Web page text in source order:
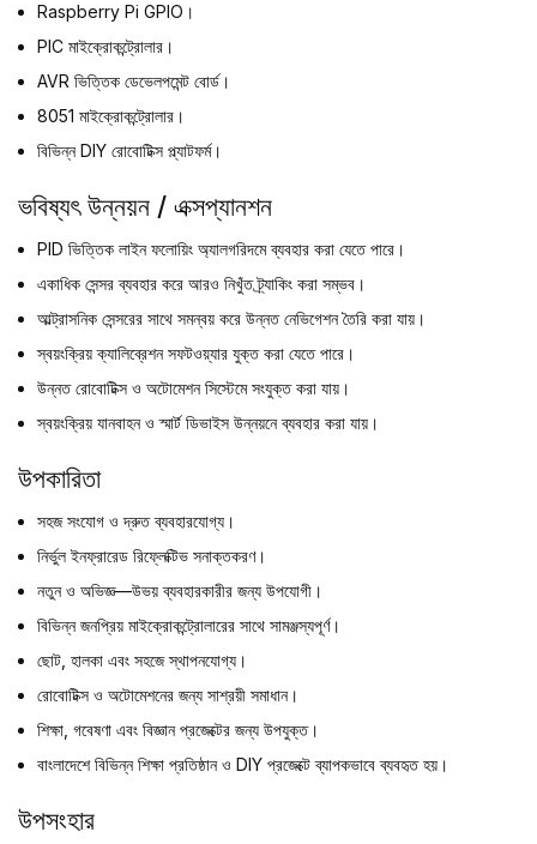
Raspberry Pi GPIO।
PIC মাইক্রোকন্ট্রোলার।
AVR ভিত্তিক ডেভেলপমেন্ট বোর্ড।
8051 মাইক্রোকন্ট্রোলার।
বিভিন্ন DIY রোবোটিক্স প্ল্যাটফর্ম।
ভবিষ্যৎ উন্নয়ন / এক্সপ্যানশন
PID ভিত্তিক লাইন ফলোয়িং অ্যালগরিদমে ব্যবহার করা যেতে পারে।
একাধিক সেন্সর ব্যবহার করে আরও নিখুঁত ট্র্যাকিং করা সম্ভব।
আল্ট্রাসনিক সেন্সরের সাথে সমন্বয় করে উন্নত নেভিগেশন তৈরি করা যায়।
স্বয়ংক্রিয় ক্যালিব্রেশন সফটওয়্যার যুক্ত করা যেতে পারে।
উন্নত রোবোটিক্স ও অটোমেশন সিস্টেমে সংযুক্ত করা যায়।
স্বয়ংক্রিয় যানবাহন ও স্মার্ট ডিভাইস উন্নয়নে ব্যবহার করা যায়।
উপকারিতা
সহজ সংযোগ ও দ্রুত ব্যবহারযোগ্য।
নির্ভুল ইনফ্রারেড রিফ্লেক্টিভ সনাক্তকরণ।
নতুন ও অভিজ্ঞ—উভয় ব্যবহারকারীর জন্য উপযোগী।
বিভিন্ন জনপ্রিয় মাইক্রোকন্ট্রোলারের সাথে সামঞ্জস্যপূর্ণ।
ছোট, হালকা এবং সহজে স্থাপনযোগ্য।
রোবোটিক্স ও অটোমেশনের জন্য সাশ্রয়ী সমাধান।
শিক্ষা, গবেষণা এবং বিজ্ঞান প্রজেক্টের জন্য উপযুক্ত।
বাংলাদেশে বিভিন্ন শিক্ষা প্রতিষ্ঠান ও DIY প্রজেক্টে ব্যাপকভাবে ব্যবহৃত হয়।
উপসংহার